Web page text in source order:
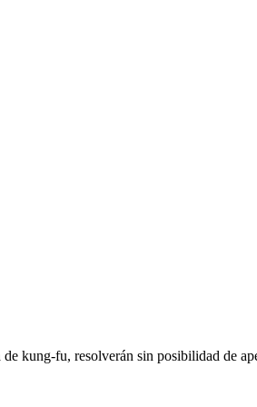
kung-fu, resolverán sin posibilidad de